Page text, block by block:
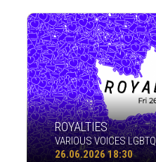
ROYALTIES
VARIOUS VOICES
26.06.2026 18:30